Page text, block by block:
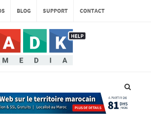
BLOG SUPPORT CONTACT